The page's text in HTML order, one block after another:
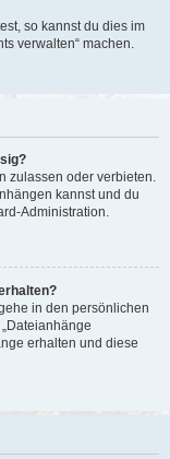
so kannst du dies im
verwalten“ machen.
zulassen oder verbieten.
kannst und du
Administration.
in den persönlichen
erhalten und diese